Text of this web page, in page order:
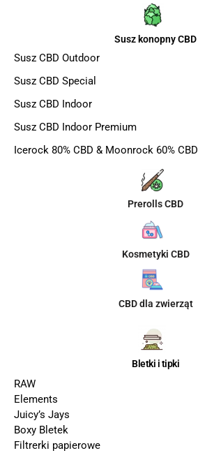
Susz konopny CBD
Susz CBD Outdoor
Susz CBD Special
Susz CBD Indoor
Susz CBD Indoor Premium
Icerock 80% CBD & Moonrock 60% CBD
Prerolls CBD
Kosmetyki CBD
CBD dla zwierząt
Bletki i tipki
RAW
Elements
Juicy’s Jays
Boxy Bletek
Filtrerki papierowe